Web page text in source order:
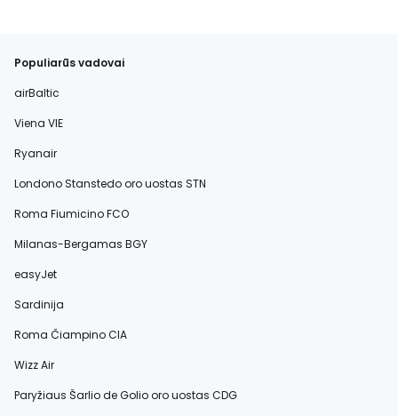
Populiarūs vadovai
airBaltic
Viena VIE
Ryanair
Londono Stanstedo oro uostas STN
Roma Fiumicino FCO
Milanas-Bergamas BGY
easyJet
Sardinija
Roma Čiampino CIA
Wizz Air
Paryžiaus Šarlio de Golio oro uostas CDG